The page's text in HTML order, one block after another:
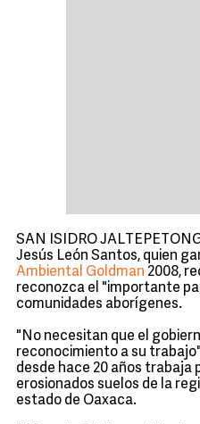
SAN ISIDRO
Jesús León Santos, quien
Ambiental Goldman 2008,
reconozca el "importante
comunidades aborígenes.
"No necesitan que el
reconocimiento a su
desde hace 20 años trabaja
erosionados suelos de la
estado de Oaxaca.